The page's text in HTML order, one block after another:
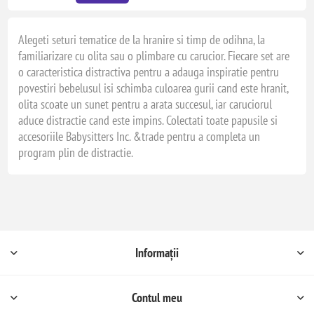
Alegeti seturi tematice de la hranire si timp de odihna, la
familiarizare cu olita sau o plimbare cu carucior. Fiecare set are
o caracteristica distractiva pentru a adauga inspiratie pentru
povestiri bebelusul isi schimba culoarea gurii cand este hranit,
olita scoate un sunet pentru a arata succesul, iar caruciorul
aduce distractie cand este impins. Colectati toate papusile si
accesoriile Babysitters Inc. &trade pentru a completa un
program plin de distractie.
Informații
Contul meu